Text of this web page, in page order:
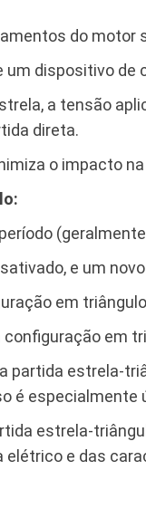
do
um dispositivo
a tensão
direta.
o impacto
e um
em
configuração em
partida estrela-
é
estrela-
e das